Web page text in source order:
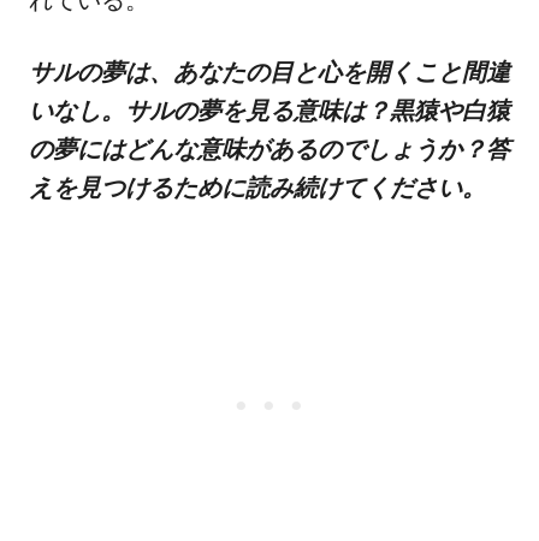
サルの夢は、あなたの目と心を開くこと間違
いなし。サルの夢を見る意味は？黒猿や白猿
の夢にはどんな意味があるのでしょうか？答
えを見つけるために読み続けてください。